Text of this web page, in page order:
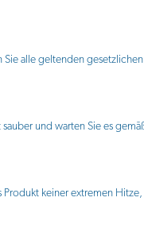
Sie alle geltenden
sauber und warten Sie es
Produkt keiner extremen